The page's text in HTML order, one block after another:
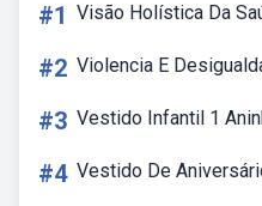
#1 Visão Holística Da
#2 Violencia E
#3 Vestido Infantil 1
#4 Vestido De